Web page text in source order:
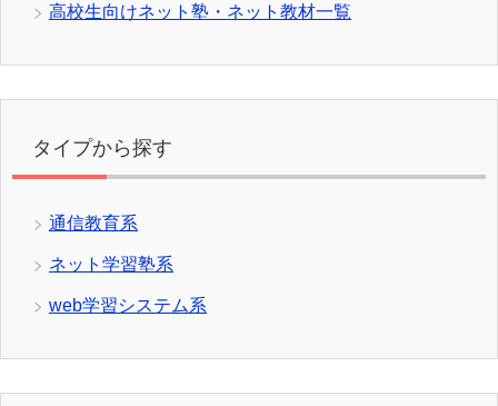
高校生向けネット塾・ネット教材一覧
タイプから探す
通信教育系
ネット学習塾系
web学習システム系